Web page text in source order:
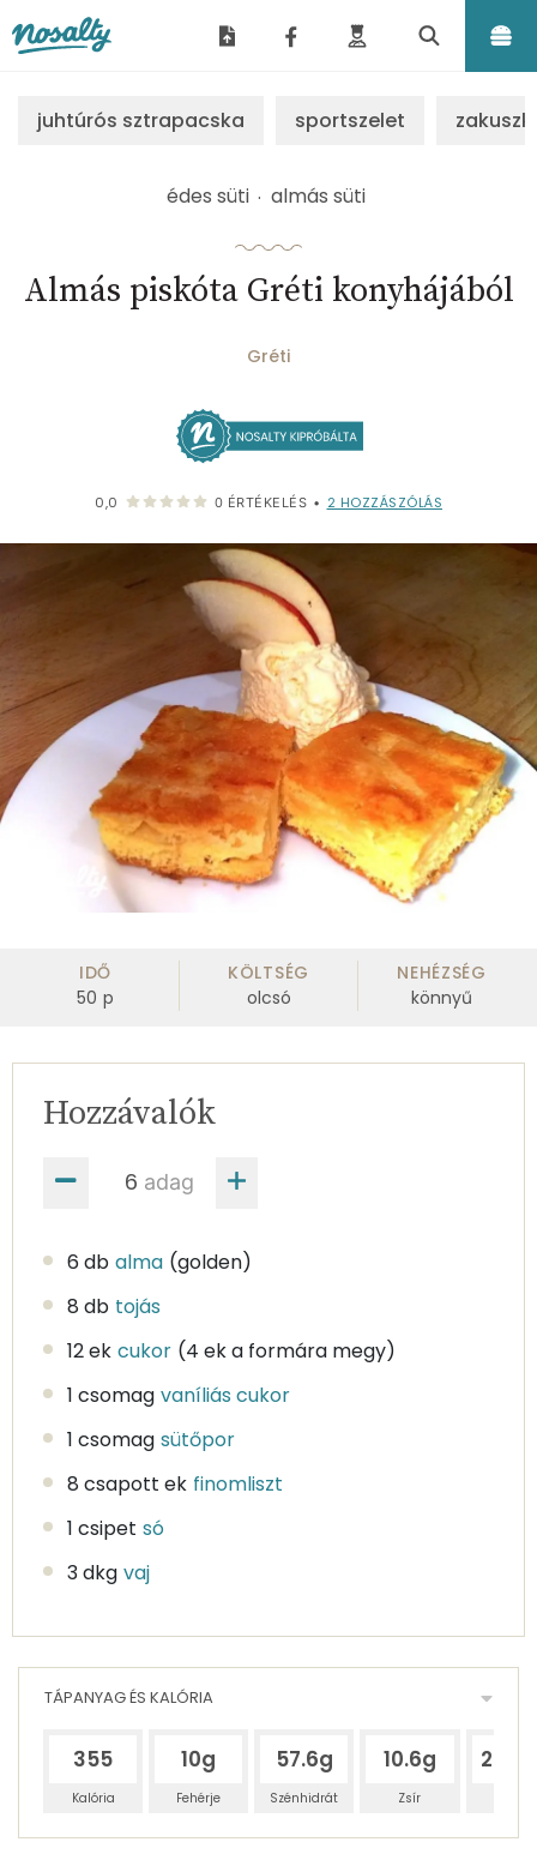
juhtúrós sztrapacska sportszelet
édes süti almás süti
Almás piskóta Gréti konyhájából
Gréti
0,0 0 ÉRTÉKELÉS • 2 HOZZÁSZÓLÁS
IDŐ
50 p
KÖLTSÉG
olcsó
NEHÉZSÉG
könnyű
adag
Hozzávalók
6 db alma (golden)
8 db tojás
12 ek cukor (4 ek a formára megy)
1 csomag vaníliás cukor
1 csomag sütőpor
8 csapott ek finomliszt
1 csipet só
3 dkg vaj
TÁPANYAG ÉS KALÓRIA
355
Kalória
10g
Fehérje
57.6g
Szénhidrát
10.6g
Zsír